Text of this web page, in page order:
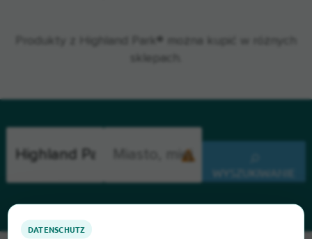
Produkty z Highland Park® można kupić w różnych
WYSZUKIWANIE